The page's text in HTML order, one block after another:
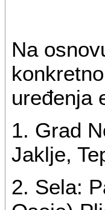
Na
uređenja
1. Grad
Jaklje,
2. Sela: